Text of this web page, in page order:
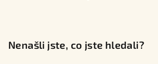
Nenašli jste, co jste hledali?